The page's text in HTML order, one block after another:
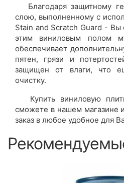
Благодаря защитному
слою, выполненному с
Stain and Scratch Guard - Вы
этим виниловым полом
обеспечивает
пятен, грязи и
защищен от влаги, что
очистку.
Купить виниловую
сможете в нашем магазине
заказ в любое удобное для